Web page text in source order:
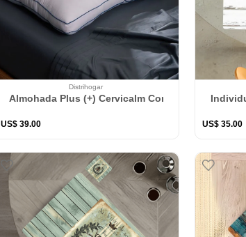
Distrihogar
Almohada Plus (+) Cervicalm Contorno De Cuello
US$ 39.00 US$ 35.00